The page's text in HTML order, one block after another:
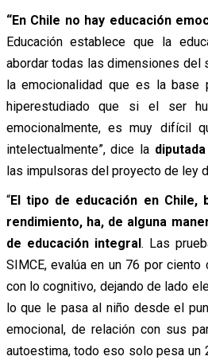
“En Chile no hay educación
Educación establece que la
abordar todas las dimensiones del
la emocionalidad que es la base
hiperestudiado que si el ser
emocionalmente, es muy difícil
intelectualmente”, dice la
las impulsoras del proyecto de ley
“El tipo de educación en Chile,
rendimiento, ha, de alguna
de educación integral. Las
SIMCE, evalúa en un 76 por
con lo cognitivo, dejando de lado
lo que le pasa al niño desde el
emocional, de relación con sus
autoestima, todo eso solo pesa un